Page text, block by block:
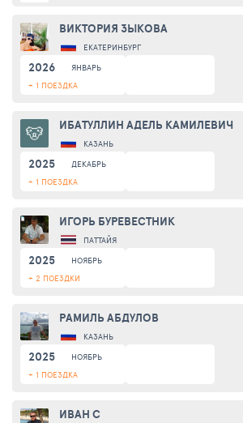
ВИКТОРИЯ ЗЫКОВА
ЕКАТЕРИНБУРГ
2026
ЯНВАРЬ
+ 1 ПОЕЗДКА
ИБАТУЛЛИН АДЕЛЬ КАМИЛЕВИЧ
КАЗАНЬ
2025
ДЕКАБРЬ
+ 1 ПОЕЗДКА
ИГОРЬ БУРЕВЕСТНИК
ПАТТАЙЯ
2025
НОЯБРЬ
+ 2 ПОЕЗДКИ
РАМИЛЬ АБДУЛОВ
КАЗАНЬ
2025
НОЯБРЬ
+ 1 ПОЕЗДКА
ИВАН C